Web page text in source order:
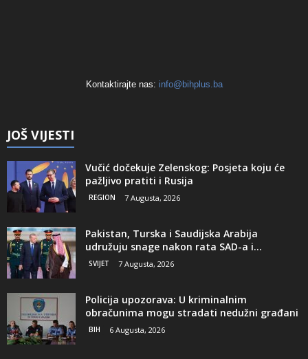
Kontaktirajte nas: info@bihplus.ba
JOŠ VIJESTI
Vučić dočekuje Zelenskog: Posjeta koju će
pažljivo pratiti i Rusija
REGION 7 Augusta, 2026
Pakistan, Turska i Saudijska Arabija
udružuju snage nakon rata SAD-a i...
SVIJET 7 Augusta, 2026
Policija upozorava: U kriminalnim
obračunima mogu stradati nedužni građani
BIH 6 Augusta, 2026